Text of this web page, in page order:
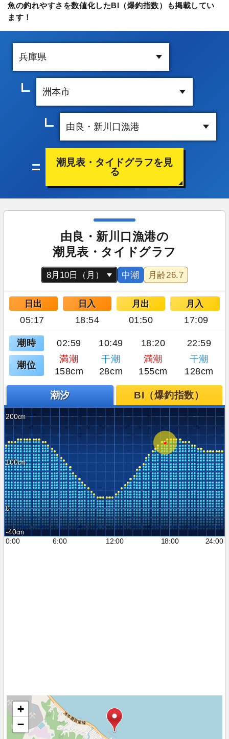
魚の釣れやすさを数値化したBI（爆釣指数）も掲載してい
ます！
潮見表・タイドグラフを見
る
由良・新川口漁港の
潮見表・タイドグラフ
中潮 月齢26.7
日出 日入 月出 月入
05:17 18:54 01:50 17:09
潮時 02:59 10:49 18:20 22:59
潮位
満潮 干潮 満潮
干潮
158cm
28cm 155cm 128cm
潮汐 BI（爆釣指数）
200
100
0
-40
0:00
6:00 12:00 18:00 24:00
+
−